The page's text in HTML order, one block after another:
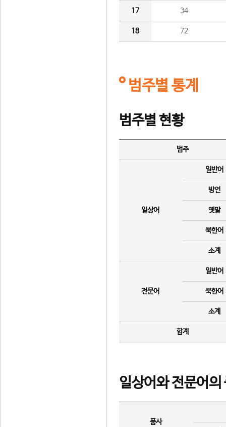
17 34
18 72
범주별 통계
범주별 현황
범주
일상어
일반어
방언
옛말
북한어
소계
전문어
일반어
북한어
소계
합계
일상어와 전문어의
품사